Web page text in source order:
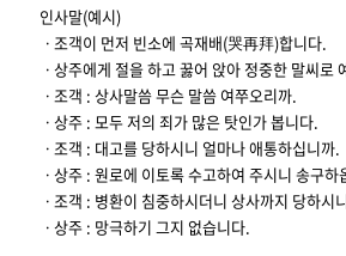
인사말(예시)
ㆍ조객이 먼저 빈소에 곡재배(哭再拜)합니다.
ㆍ상주에게 절을 하고 꿇어 앉아 정중한 말씨로
ㆍ조객 : 상사말씀 무슨 말씀 여쭈오리까.
ㆍ상주 : 모두 저의 죄가 많은 탓인가 봅니다.
ㆍ조객 : 대고를 당하시니 얼마나 애통하십니까.
ㆍ상주 : 원로에 이토록 수고하여 주시니 송구하
ㆍ조객 : 병환이 침중하시더니 상사까지 당하시
ㆍ상주 : 망극하기 그지 없습니다.